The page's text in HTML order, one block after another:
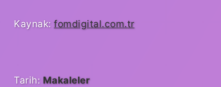
Kaynak: fomdigital.com.tr
Tarih: Makaleler